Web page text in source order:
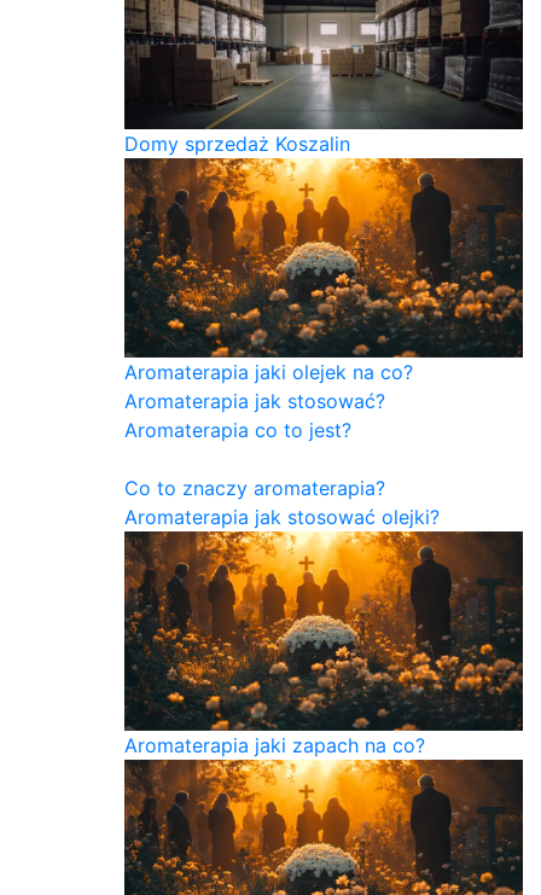
Domy sprzedaż Koszalin
Aromaterapia jaki olejek na co?
Aromaterapia jak stosować?
Aromaterapia co to jest?
Co to znaczy aromaterapia?
Aromaterapia jak stosować olejki?
Aromaterapia jaki zapach na co?